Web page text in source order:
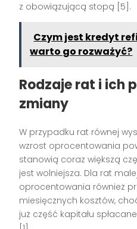
z obowiązującą stopą [5].
Czym jest kredyt
warto go rozważyć?
Rodzaje rat i ich
zmiany
W przypadku rat równej
wzrost oprocentowania
stanowią coraz większą
jest wolniejsza. Dla rat
oprocentowania również
miesięcznych kosztów,
już część kapitału